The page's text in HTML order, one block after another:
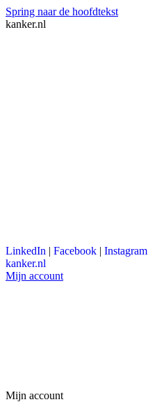
Spring naar de hoofdtekst
kanker.nl
LinkedIn | Facebook | Instagram
kanker.nl
Mijn account
Mijn account